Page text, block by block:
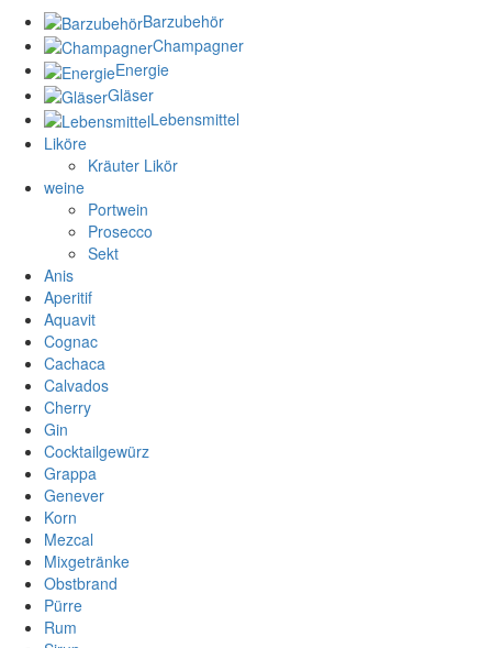
Barzubehör
Champagner
Energie
Gläser
Lebensmittel
Liköre
Kräuter Likör
weine
Portwein
Prosecco
Sekt
Anis
Aperitif
Aquavit
Cognac
Cachaca
Calvados
Cherry
Gin
Cocktailgewürz
Grappa
Genever
Korn
Mezcal
Mixgetränke
Obstbrand
Pürre
Rum